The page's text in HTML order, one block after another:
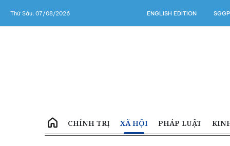
Thứ Sáu, 07/08/2026 ENGLISH EDITION
CHÍNH TRỊ XÃ HỘI PHÁP LUẬT